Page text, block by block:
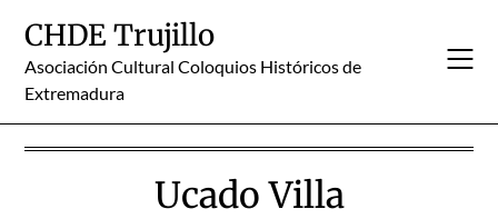
content
CHDE Trujillo
Asociación Cultural Coloquios Históricos de
Extremadura
Ucado Villa